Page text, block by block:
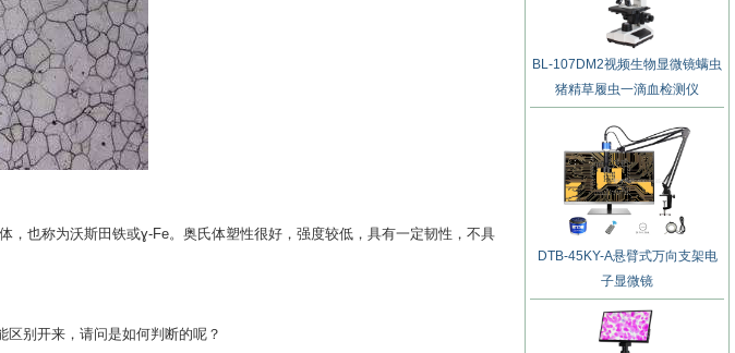
也称为沃斯田铁或ɣ-Fe。奥氏体塑性很好，强度较低，具有一定韧性，不具
别开来，请问是如何判断的呢？
BL-107DM2视频生物显微镜螨虫
猪精草履虫一滴血检测仪
DTB-45KY-A悬臂式万向支架电
子显微镜